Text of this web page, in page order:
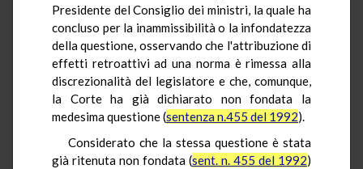
Presidente del Consiglio dei ministri, la quale ha
concluso per la inammissibilità o la infondatezza
della questione, osservando che l'attribuzione di
effetti retroattivi ad una norma è rimessa alla
discrezionalità del legislatore e che, comunque,
la Corte ha già dichiarato non fondata la
medesima questione (sentenza n.455 del 1992).
Considerato che la stessa questione è stata
già ritenuta non fondata (sent. n. 455 del 1992)